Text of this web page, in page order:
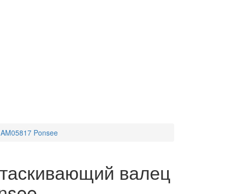
Ponsee
валец